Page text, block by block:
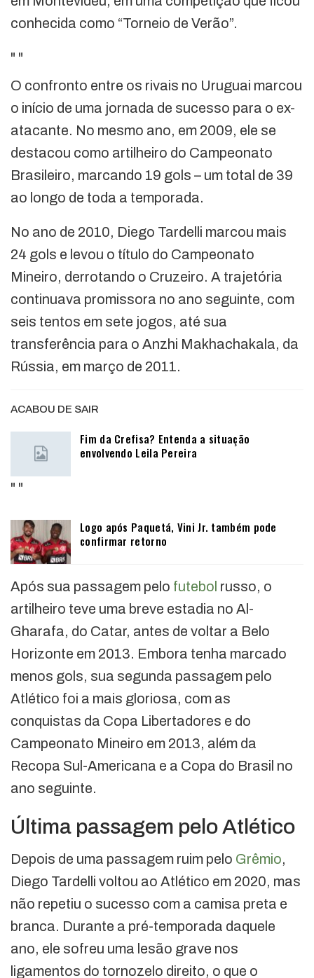
conhecida como “Torneio de Verão”.
" "
O confronto entre os rivais no Uruguai marcou
o início de uma jornada de sucesso para o ex-
atacante. No mesmo ano, em 2009, ele se
destacou como artilheiro do Campeonato
Brasileiro, marcando 19 gols – um total de 39
ao longo de toda a temporada.
No ano de 2010, Diego Tardelli marcou mais
24 gols e levou o título do Campeonato
Mineiro, derrotando o Cruzeiro. A trajetória
continuava promissora no ano seguinte, com
seis tentos em sete jogos, até sua
transferência para o Anzhi Makhachakala, da
Rússia, em março de 2011.
ACABOU DE SAIR
Fim da Crefisa? Entenda a situação
envolvendo Leila Pereira
" "
Logo após Paquetá, Vini Jr. também pode
confirmar retorno
Após sua passagem pelo futebol russo, o
artilheiro teve uma breve estadia no Al-
Gharafa, do Catar, antes de voltar a Belo
Horizonte em 2013. Embora tenha marcado
menos gols, sua segunda passagem pelo
Atlético foi a mais gloriosa, com as
conquistas da Copa Libertadores e do
Campeonato Mineiro em 2013, além da
Recopa Sul-Americana e a Copa do Brasil no
ano seguinte.
Última passagem pelo Atlético
Depois de uma passagem ruim pelo Grêmio,
Diego Tardelli voltou ao Atlético em 2020, mas
não repetiu o sucesso com a camisa preta e
branca. Durante a pré-temporada daquele
ano, ele sofreu uma lesão grave nos
ligamentos do tornozelo direito, o que o